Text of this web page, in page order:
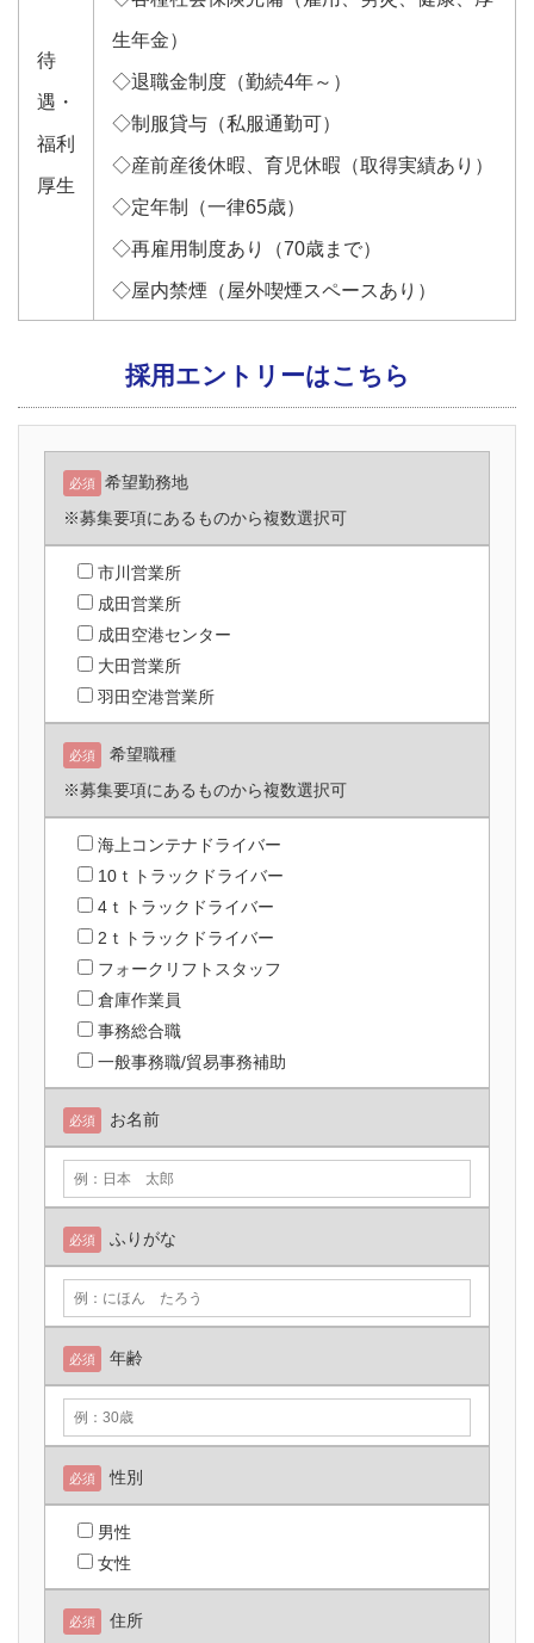
待
遇・
福利
厚生
生年金）
◇退職金制度（勤続4年～）
◇制服貸与（私服通勤可）
◇産前産後休暇、育児休暇（取得実績あり）
◇定年制（一律65歳）
◇再雇用制度あり（70歳まで）
◇屋内禁煙（屋外喫煙スペースあり）
採用エントリーはこちら
必須
希望勤務地
※募集要項にあるものから複数選択可
市川営業所
成田営業所
成田空港センター
大田営業所
羽田空港営業所
必須
希望職種
※募集要項にあるものから複数選択可
海上コンテナドライバー
10ｔトラックドライバー
4ｔトラックドライバー
2ｔトラックドライバー
フォークリフトスタッフ
倉庫作業員
事務総合職
一般事務職/貿易事務補助
必須 お名前
必須 ふりがな
必須 年齢
必須 性別
男性
女性
必須 住所